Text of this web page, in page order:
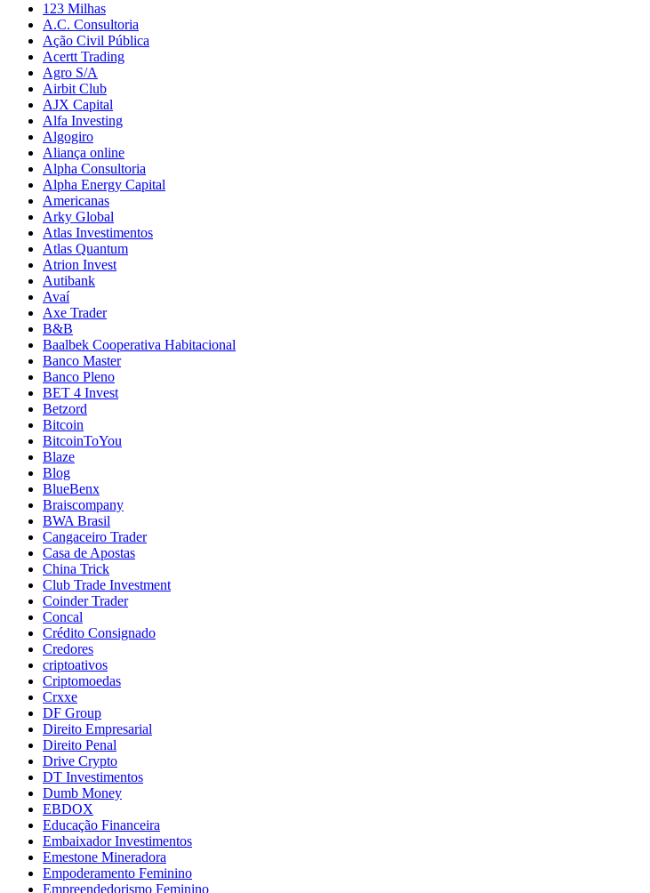
123 Milhas
A.C. Consultoria
Ação Civil Pública
Acertt Trading
Agro S/A
Airbit Club
AJX Capital
Alfa Investing
Algogiro
Aliança online
Alpha Consultoria
Alpha Energy Capital
Americanas
Arky Global
Atlas Investimentos
Atlas Quantum
Atrion Invest
Autibank
Avaí
Axe Trader
B&B
Baalbek Cooperativa Habitacional
Banco Master
Banco Pleno
BET 4 Invest
Betzord
Bitcoin
BitcoinToYou
Blaze
Blog
BlueBenx
Braiscompany
BWA Brasil
Cangaceiro Trader
Casa de Apostas
China Trick
Club Trade Investment
Coinder Trader
Concal
Crédito Consignado
Credores
criptoativos
Criptomoedas
Crxxe
DF Group
Direito Empresarial
Direito Penal
Drive Crypto
DT Investimentos
Dumb Money
EBDOX
Educação Financeira
Embaixador Investimentos
Emestone Mineradora
Empoderamento Feminino
Empreendedorismo Feminino